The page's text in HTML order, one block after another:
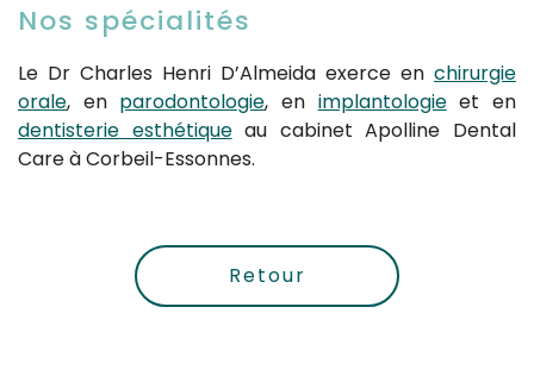
Nos spécialités
Le Dr Charles Henri D’Almeida exerce en chirurgie
orale, en parodontologie, en implantologieet en
dentisterie esthétiqueau cabinet Apolline Dental
Care à Corbeil-Essonnes.
Retour